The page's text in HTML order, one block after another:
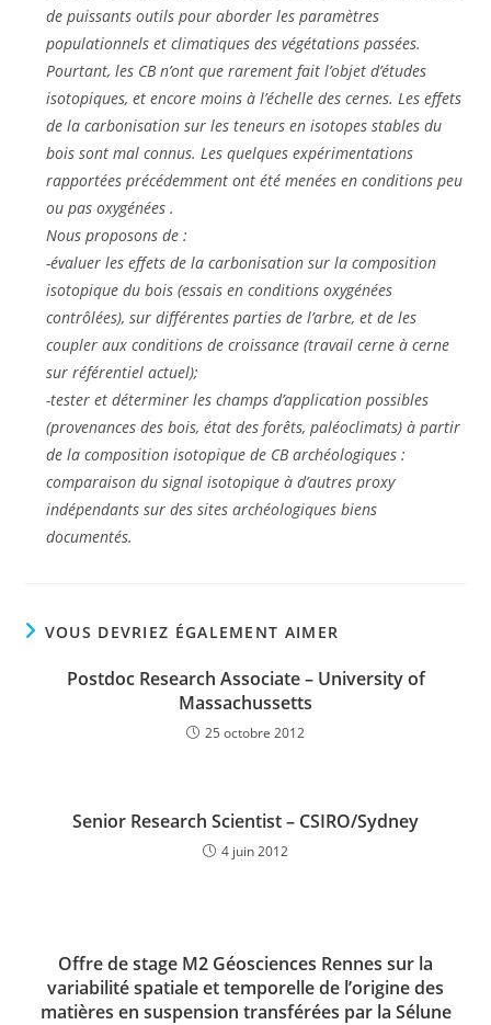
de puissants outils pour aborder les paramètres
populationnels et climatiques des végétations passées.
Pourtant, les CB n’ont que rarement fait l’objet d’études
isotopiques, et encore moins à l’échelle des cernes. Les effets
de la carbonisation sur les teneurs en isotopes stables du
bois sont mal connus. Les quelques expérimentations
rapportées précédemment ont été menées en conditions peu
ou pas oxygénées .
Nous proposons de :
-évaluer les effets de la carbonisation sur la composition
isotopique du bois (essais en conditions oxygénées
contrôlées), sur différentes parties de l’arbre, et de les
coupler aux conditions de croissance (travail cerne à cerne
sur référentiel actuel);
-tester et déterminer les champs d’application possibles
(provenances des bois, état des forêts, paléoclimats) à partir
de la composition isotopique de CB archéologiques :
comparaison du signal isotopique à d’autres proxy
indépendants sur des sites archéologiques biens
documentés.
VOUS DEVRIEZ ÉGALEMENT AIMER
Postdoc Research Associate – University of
Massachussetts
25 octobre 2012
Senior Research Scientist – CSIRO/Sydney
4 juin 2012
Offre de stage M2 Géosciences Rennes sur la
variabilité spatiale et temporelle de l’origine des
matières en suspension transférées par la Sélune